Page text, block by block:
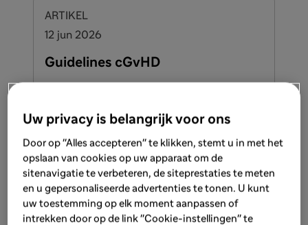
ARTIKEL
12 jun 2026
Guidelines cGvHD
ARTIKEL
12 jun 2026
Uw privacy is belangrijk voor ons
Door op "Alles accepteren" te klikken, stemt u in met het
opslaan van cookies op uw apparaat om de
sitenavigatie te verbeteren, de siteprestaties te meten
en u gepersonaliseerde advertenties te tonen. U kunt
uw toestemming op elk moment aanpassen of
intrekken door op de link "Cookie-instellingen" te